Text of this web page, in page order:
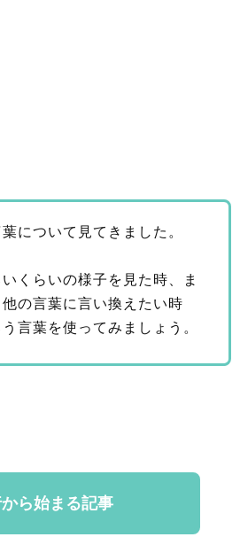
について見てきました。
くらいの様子を見た時、ま
の言葉に言い換えたい時
言葉を使ってみましょう。
ら始まる記事